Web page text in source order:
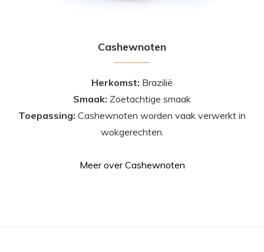
Cashewnoten
Herkomst: Brazilië
Smaak: Zoetachtige smaak
Toepassing: Cashewnoten worden vaak verwerkt in
wokgerechten.
Meer over Cashewnoten